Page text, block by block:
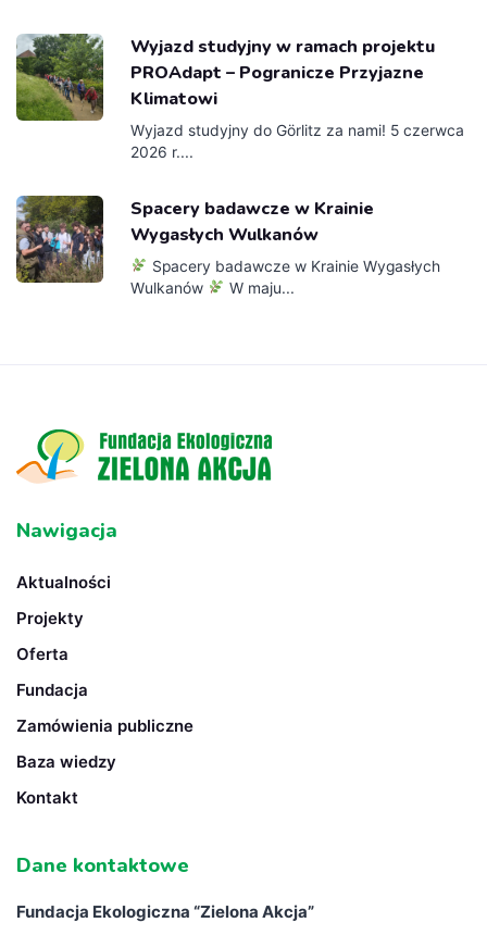
Wyjazd studyjny w ramach projektu
PROAdapt – Pogranicze Przyjazne
Klimatowi
Wyjazd studyjny do Görlitz za nami! 5 czerwca
2026 r....
Spacery badawcze w Krainie
Wygasłych Wulkanów
Spacery badawcze w Krainie Wygasłych
Wulkanów
W maju...
Nawigacja
Aktualności
Projekty
Oferta
Fundacja
Zamówienia publiczne
Baza wiedzy
Kontakt
Dane kontaktowe
Fundacja Ekologiczna “Zielona Akcja”